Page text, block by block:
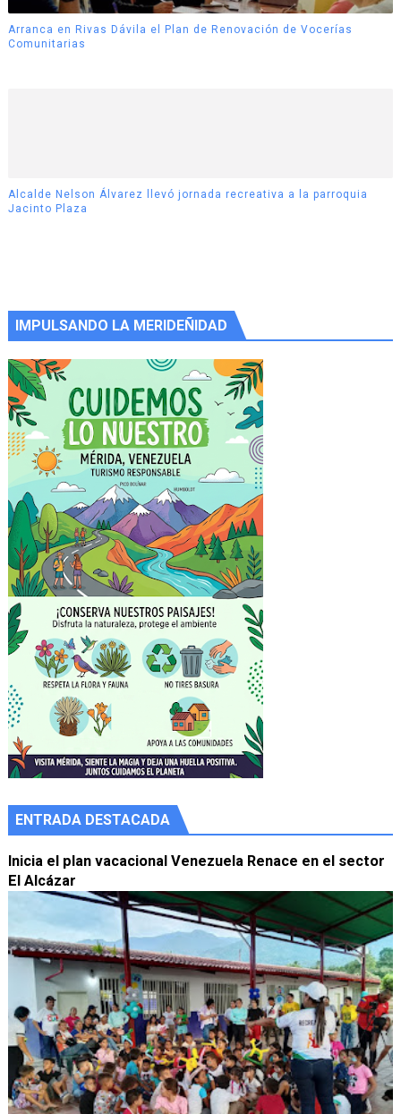
Arranca en Rivas Dávila el Plan de Renovación de Vocerías
Comunitarias
Alcalde Nelson Álvarez llevó jornada recreativa a la parroquia
Jacinto Plaza
IMPULSANDO LA MERIDEÑIDAD
ENTRADA DESTACADA
Inicia el plan vacacional Venezuela Renace en el sector
El Alcázar